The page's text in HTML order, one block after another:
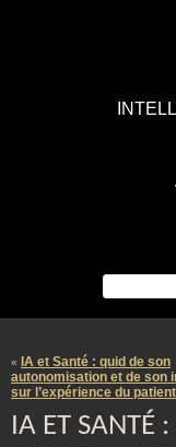
«
IA et Santé : quid de son
autonomisation et de son
sur l’expérience du
IA ET SANTÉ